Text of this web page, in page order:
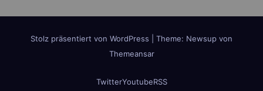
Stolz präsentiert von WordPress Theme: Newsup von
Themeansar
TwitterYoutubeRSS